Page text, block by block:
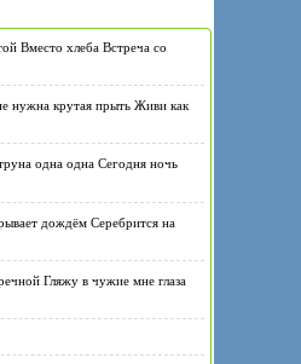
Вместо хлеба Встреча со
нужна крутая прыть Живи как
одна одна Сегодня ночь
дождём Серебрится на
Гляжу в чужие мне глаза